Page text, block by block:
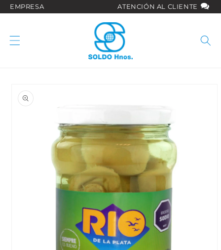
directamente
EMPRESA ATENCIÓN AL CLIENTE
información